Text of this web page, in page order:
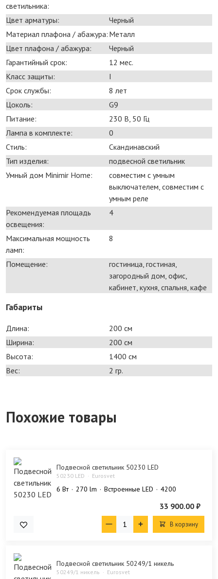
светильника:
Цвет арматуры:
Черный
Материал плафона / абажура: Металл
Цвет плафона / абажура:
Черный
Гарантийный срок:
12 мес.
Класс защиты:
I
Срок службы:
8 лет
Цоколь:
G9
Питание:
230 В, 50 Гц
Лампа в комплекте:
0
Стиль:
Скандинавский
Тип изделия:
подвесной светильник
Умный дом Minimir Home:
совместим с умным
выключателем, совместим с
умным реле
Рекомендуемая площадь
освещения:
4
Максимальная мощность
ламп:
8
Помещение:
гостиница, гостиная,
загородный дом, офис,
кабинет, кухня, спальня, кафе
Габариты
Длина:
200 см
Ширина:
200 см
Высота:
1400 см
Вес:
2 гр.
Похожие товары
Подвесной светильник 50230 LED
50230 LED Eurosvet
6 Bт 270 lm Встроенные LED 4200
33 900.00 ₽
В корзину
Подвесной светильник 50249/1 никель
50249/1 никель Eurosvet